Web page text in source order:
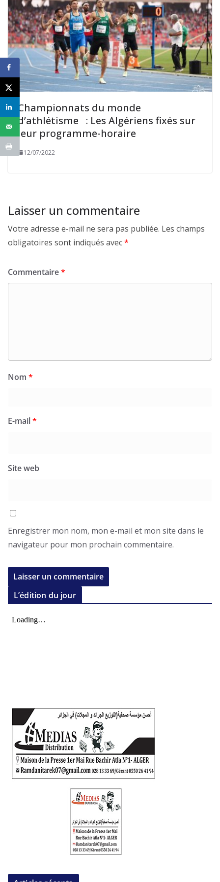
Championnats du monde
d’athlétisme : Les Algériens fixés sur
leur programme-horaire
12/07/2022
Laisser un commentaire
Votre adresse e-mail ne sera pas publiée. Les champs
obligatoires sont indiqués avec*
Commentaire*
Nom *
E-mail*
Site web
Enregistrer mon nom, mon e-mail et mon site dans le
navigateur pour mon prochain commentaire.
L’édition du jour